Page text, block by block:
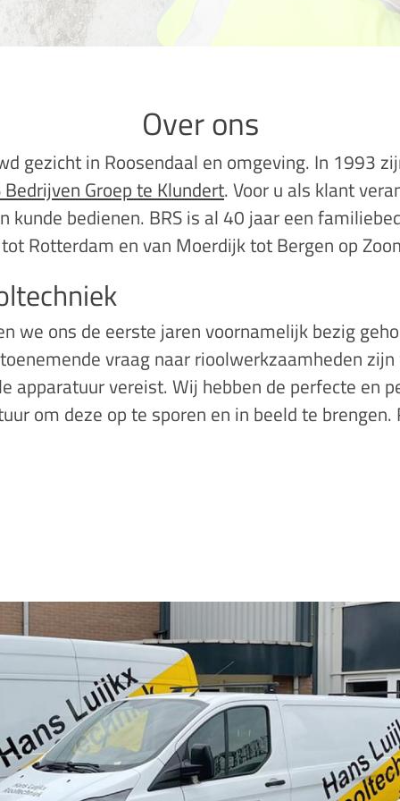
Over ons
gezicht in Roosendaal en omgeving. In 1993
Bedrijven Groep te Klundert. Voor u als klant
kunde bedienen. BRS is al 40 jaar een
Rotterdam en van Moerdijk tot Bergen op
we ons de eerste jaren voornamelijk bezig
vraag naar rioolwerkzaamheden
apparatuur vereist. Wij hebben de perfecte en
om deze op te sporen en in beeld te